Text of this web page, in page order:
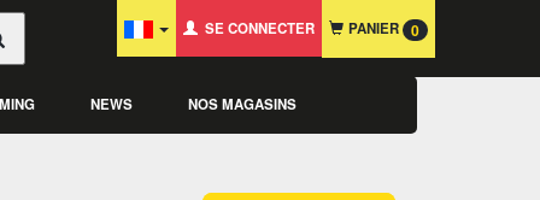
SE CONNECTER PANIER 0
NEWS NOS MAGASINS